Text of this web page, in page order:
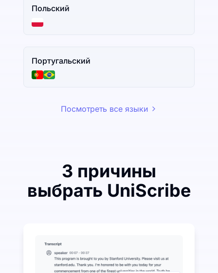
Польский
Португальский
Посмотреть все языки
3 причины
выбрать UniScribe
UniScribe предлагает 120 минут бесплатной
Дополнительные функции ИИ доступны помимо
Автоматически генерируйте резюме, майнд-